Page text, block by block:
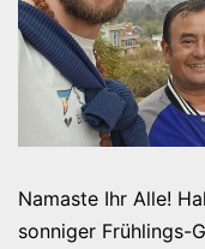
Namaste Ihr Alle!
sonniger Frühlings-